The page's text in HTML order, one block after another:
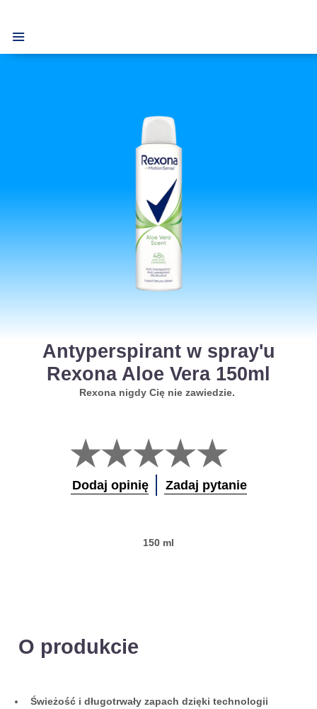
Antyperspirant w spray'u
Rexona Aloe Vera 150ml
Rexona nigdy Cię nie zawiedzie.
Nie
przesłano
żadnych
ocen
dla
Dodaj opinię Zadaj pytanie
150 ml
O produkcie
Świeżość i długotrwały zapach dzięki technologii